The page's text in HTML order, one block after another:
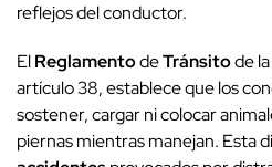
reflejos del conductor.
ElReglamentodeTránsitode
artículo 38, establece que los
sostener, cargar ni colocar
piernas mientras manejan. Esta